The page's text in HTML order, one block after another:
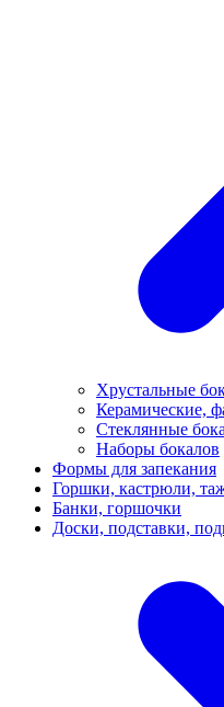
Хрустальные
Керамические,
Стеклянные
Наборы бокалов
Формы для запекания
Горшки, кастрюли,
Банки, горшочки
Доски, подставки,